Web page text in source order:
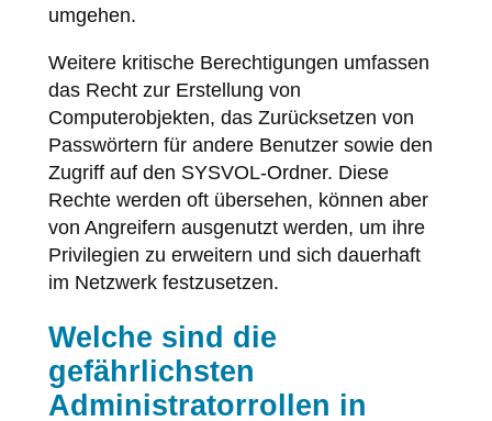
umgehen.
Weitere kritische Berechtigungen umfassen
das Recht zur Erstellung von
Computerobjekten, das Zurücksetzen von
Passwörtern für andere Benutzer sowie den
Zugriff auf den SYSVOL-Ordner. Diese
Rechte werden oft übersehen, können aber
von Angreifern ausgenutzt werden, um ihre
Privilegien zu erweitern und sich dauerhaft
im Netzwerk festzusetzen.
Welche sind die
gefährlichsten
Administratorrollen in